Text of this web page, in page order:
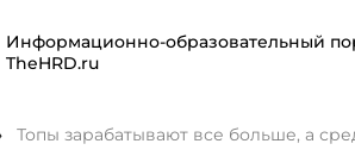
Информационно-образовательный
TheHRD.ru
Топы зарабатывают все больше, а